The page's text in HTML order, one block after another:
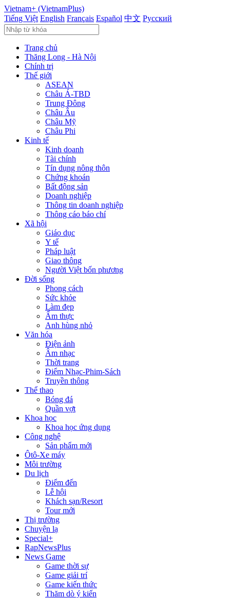
Vietnam+ (VietnamPlus)
Tiếng Việt English Français Español 中文 Русский
Trang chủ
Thăng Long - Hà Nội
Chính trị
Thế giới
ASEAN
Châu Á-TBD
Trung Đông
Châu Âu
Châu Mỹ
Châu Phi
Kinh tế
Kinh doanh
Tài chính
Tín dụng nông thôn
Chứng khoán
Bất động sản
Doanh nghiệp
Thông tin doanh nghiệp
Thông cáo báo chí
Xã hội
Giáo dục
Y tế
Pháp luật
Giao thông
Người Việt bốn phương
Đời sống
Phong cách
Sức khỏe
Làm đẹp
Ẩm thực
Anh hùng nhỏ
Văn hóa
Điện ảnh
Âm nhạc
Thời trang
Điểm Nhạc-Phim-Sách
Truyền thông
Thể thao
Bóng đá
Quần vợt
Khoa học
Khoa học ứng dụng
Công nghệ
Sản phẩm mới
Ôtô-Xe máy
Môi trường
Du lịch
Điểm đến
Lễ hội
Khách sạn/Resort
Tour mới
Thị trường
Chuyện lạ
Special+
RapNewsPlus
News Game
Game thời sự
Game giải trí
Game kiến thức
Thăm dò ý kiến